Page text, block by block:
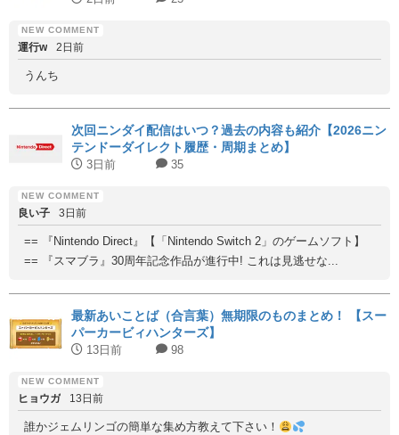
運行w 2日前
うんち
次回ニンダイ配信はいつ？過去の内容も紹介【2026ニン
テンドーダイレクト履歴・周期まとめ】
3日前 35
良い子 3日前
== 『Nintendo Direct』【「Nintendo Switch 2」のゲームソフト】
== 『スマブラ』30周年記念作品が進行中! これは見逃せな...
最新あいことば（合言葉）無期限のものまとめ！ 【スー
パーカービィハンターズ】
13日前 98
ヒョウガ 13日前
誰かジェムリンゴの簡単な集め方教えて下さい！